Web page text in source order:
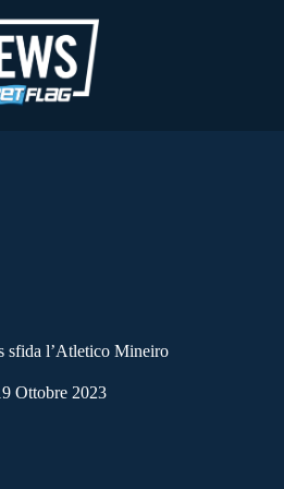
sfida l’Atletico Mineiro
Ottobre 2023